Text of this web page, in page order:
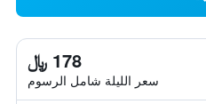
178 ﷼
سعر الليلة شامل الرسوم